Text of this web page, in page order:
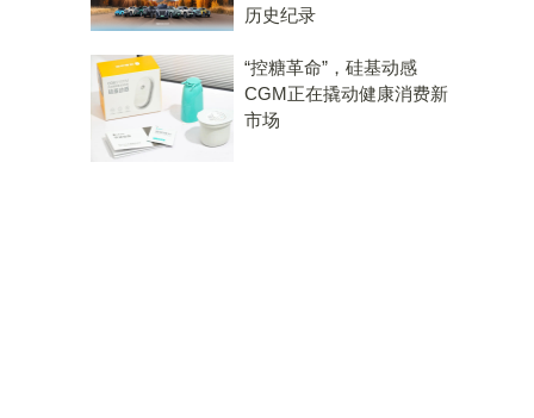
历史纪录
“控糖革命”，硅基动感
CGM正在撬动健康消费新
市场